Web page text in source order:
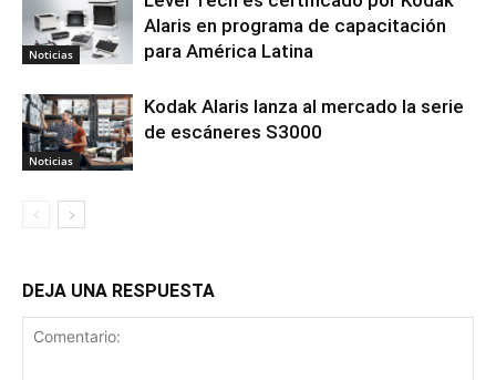
Noticias
Alaris en programa de capacitación
para América Latina
Noticias
Kodak Alaris lanza al mercado la serie
de escáneres S3000
DEJA UNA RESPUESTA